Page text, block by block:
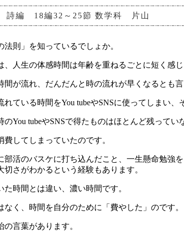
詩編 18編32～25節 数学科 片山
則」を知っているでしょか。
、人生の体感時間は年齢を重ねるごとに短く感
が流れ、だんだんと時の流れが早くなるとも言
ている時間をYou tubeやSNSに使ってしまい
You tubeやSNSで得たものはほとんど残ってい
してしまっていたのです。
部活のバスケに打ち込んだこと、一生懸命勉強
さがわかるという経験もあります。
時間とは違い、濃い時間です。
なく、時間を自分のために「費やした」のです。
言葉があります。